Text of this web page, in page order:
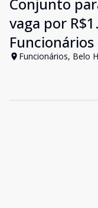
vaga por
Funcionários, Belo